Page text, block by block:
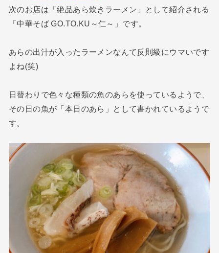
次のお店は「絶品あら炊きラーメン」として紹介される
「中華そば GO.TO.KU～仁～」です。
あらの出汁が入ったラーメンなんて反則級にウマいです
よね(笑)
日替わりで色々な種類の魚のあらを使っているようで、
その日の魚が「本日のあら」として書かれているようで
す。